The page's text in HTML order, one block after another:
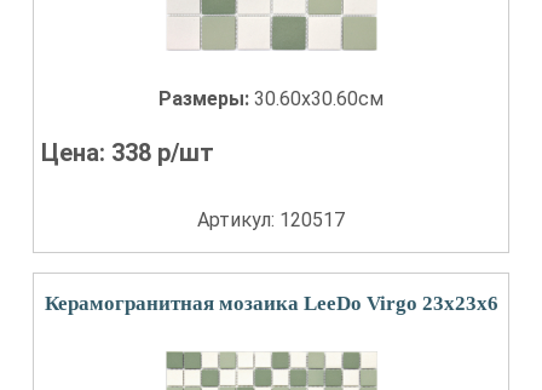
Размеры: 30.60x30.60см
Цена: 338 р/шт
Артикул: 120517
Керамогранитная мозаика LeeDo Virgo 23x23x6